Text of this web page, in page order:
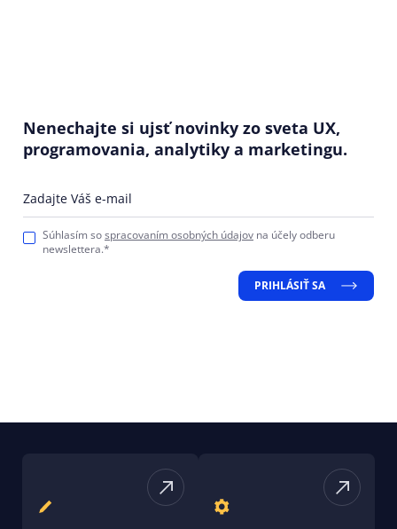
Nenechajte si ujsť novinky zo sveta UX,
programovania, analytiky a marketingu.
Zadajte Váš e-mail
Súhlasím sospracovaním osobných údajov na účely odberu
newslettera.*
PRIHLÁSIŤ SA